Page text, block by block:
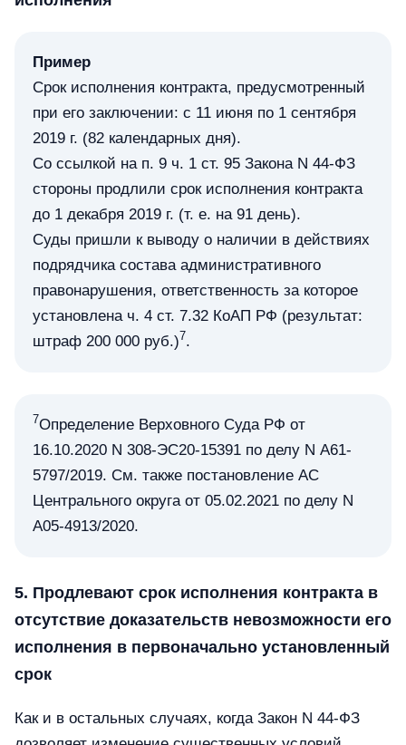
Пример
Срок исполнения контракта, предусмотренный
при его заключении: с 11 июня по 1 сентября
2019 г. (82 календарных дня).
Со ссылкой на п. 9 ч. 1 ст. 95 Закона N 44-ФЗ
стороны продлили срок исполнения контракта
до 1 декабря 2019 г. (т. е. на 91 день).
Суды пришли к выводу о наличии в действиях
подрядчика состава административного
правонарушения, ответственность за которое
установлена ч. 4 ст. 7.32 КоАП РФ (результат:
штраф 200 000 руб.)7.
7Определение Верховного Суда РФ от
16.10.2020 N 308-ЭС20-15391 по делу N А61-
5797/2019. См. также постановление АС
Центрального округа от 05.02.2021 по делу N
А05-4913/2020.
5. Продлевают срок исполнения контракта в
отсутствие доказательств невозможности его
исполнения в первоначально установленный
срок
Как и в остальных случаях, когда Закон N 44-ФЗ